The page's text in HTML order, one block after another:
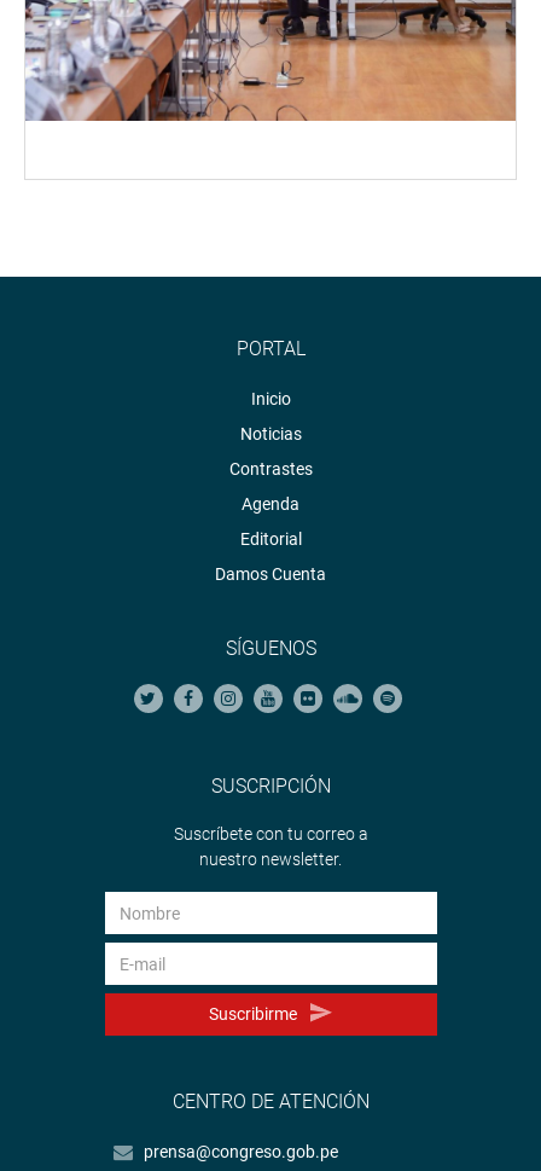
PORTAL
Inicio
Noticias
Contrastes
Agenda
Editorial
Damos Cuenta
SÍGUENOS
SUSCRIPCIÓN
Suscríbete con tu correo a
nuestro newsletter.
Suscribirme
CENTRO DE ATENCIÓN
prensa@congreso.gob.pe